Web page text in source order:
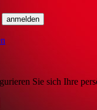
Sie sich Ihre